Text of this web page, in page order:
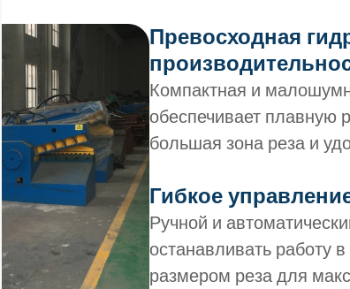
Превосходная
Компактная и
обеспечивает плавную
большая зона реза и
Гибкое
Ручной и
останавливать работу
размером реза для